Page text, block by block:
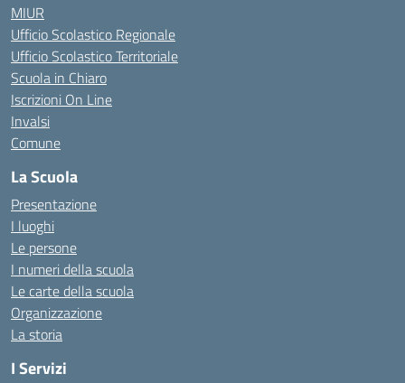
MIUR
Ufficio Scolastico Regionale
Ufficio Scolastico Territoriale
Scuola in Chiaro
Iscrizioni On Line
Invalsi
Comune
La Scuola
Presentazione
I luoghi
Le persone
I numeri della scuola
Le carte della scuola
Organizzazione
La storia
I Servizi